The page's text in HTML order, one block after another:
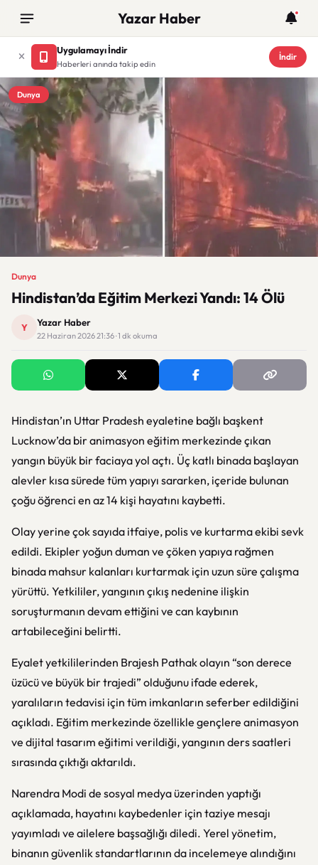
Yazar Haber
Uygulamayı İndir
Haberleri anında takip edin
İndir
Dunya
Dunya
Hindistan’da Eğitim Merkezi Yandı: 14 Ölü
Y Yazar Haber
22 Haziran 2026 21:36 · 1 dk okuma
Hindistan’ın Uttar Pradesh eyaletine bağlı başkent
Lucknow’da bir animasyon eğitim merkezinde çıkan
yangın büyük bir faciaya yol açtı. Üç katlı binada başlayan
alevler kısa sürede tüm yapıyı sararken, içeride bulunan
çoğu öğrenci en az 14 kişi hayatını kaybetti.
Olay yerine çok sayıda itfaiye, polis ve kurtarma ekibi sevk
edildi. Ekipler yoğun duman ve çöken yapıya rağmen
binada mahsur kalanları kurtarmak için uzun süre çalışma
yürüttü. Yetkililer, yangının çıkış nedenine ilişkin
soruşturmanın devam ettiğini ve can kaybının
artabileceğini belirtti.
Eyalet yetkililerinden Brajesh Pathakolayın “son derece
üzücü ve büyük bir trajedi” olduğunu ifade ederek,
yaralıların tedavisi için tüm imkanların seferber edildiğini
açıkladı. Eğitim merkezinde özellikle gençlere animasyon
ve dijital tasarım eğitimi verildiği, yangının ders saatleri
sırasında çıktığı aktarıldı.
Narendra Modi de sosyal medya üzerinden yaptığı
açıklamada, hayatını kaybedenler için taziye mesajı
yayımladı ve ailelere başsağlığı diledi. Yerel yönetim,
binanın güvenlik standartlarının da incelemeye alındığını